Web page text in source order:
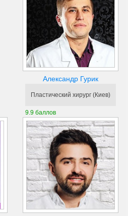
Александр Гурик
Пластический хирург (Киев)
9.9 баллов